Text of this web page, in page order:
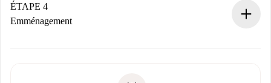
contact avec le propriétaire.
Si refusé : aucun prélèvement et nous vous proposerons
ÉTAPE 4
Emménagement